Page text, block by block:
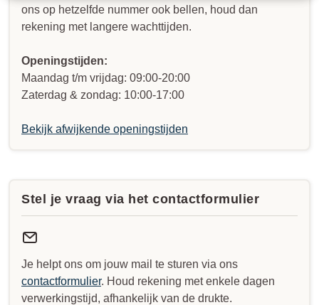
ons op hetzelfde nummer ook bellen, houd dan
rekening met langere wachttijden.
Openingstijden:
Maandag t/m vrijdag: 09:00-20:00
Zaterdag & zondag: 10:00-17:00
Bekijk afwijkende openingstijden
Stel je vraag via het contactformulier
Je helpt ons om jouw mail te sturen via ons
contactformulier. Houd rekening met enkele dagen
verwerkingstijd, afhankelijk van de drukte.